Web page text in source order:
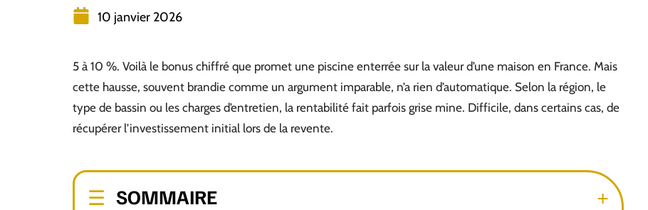
10 janvier 2026
5 à 10 %. Voilà le bonus chiffré que promet une piscine enterrée sur la valeur d’une maison en France. Mais
cette hausse, souvent brandie comme un argument imparable, n’a rien d’automatique. Selon la région, le
type de bassin ou les charges d’entretien, la rentabilité fait parfois grise mine. Difficile, dans certains cas, de
récupérer l’investissement initial lors de la revente.
SOMMAIRE